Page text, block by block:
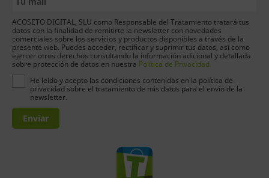
ACOSETO DIGITAL, SLU como Responsable del Tratamiento tratará tus
datos con la finalidad de remitirte la newsletter con novedades
comerciales sobre los servicios y productos disponibles a través de la
presente web. Puedes acceder, rectificar y suprimir tus datos, así como
ejercer otros derechos consultando la información adicional y detallada
sobre protección de datos en nuestra Política de Privacidad
He leído y acepto las condiciones contenidas en la política de
privacidad sobre el tratamiento de mis datos para el envío de la
newsletter.
Enviar